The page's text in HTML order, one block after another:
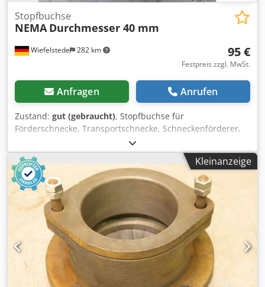
Wiefelstede 282 km
Stopfbuchse
NEMA Durchmesser 40 mm
95 €
Festpreis zzgl. MwSt.
Anfragen Anrufen
Zustand: gut (gebraucht), Stopfbuchse für
Förderschnecke, Transportschnecke, Schneckenförderer,
Fördertechnik, Rohrförderschnecke, Trocknungsschnecke,
Kühlschnecke, Külrohrschnecke, Heizschnecke,
Heizrohrschnecke, Schneckenwämetauscher Djdpfxecgc U
Ie Af Djck -Stopfbuchse: für Ø 40 mm Welle -für:
Stopfbuchsenband -Anzahl: 54x Stopfbuchsen vorhanden -
Preis: pro Stück -Abmessungen: 110/110/H95 mm -Gewicht:
Kleinanzeige